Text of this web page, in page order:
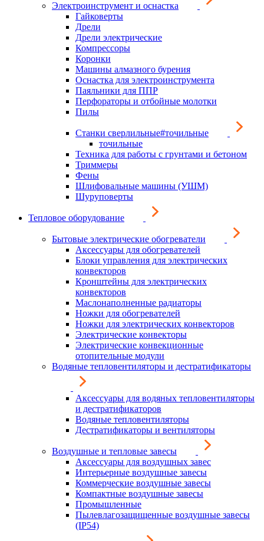
Электроинструмент и оснастка
Гайковерты
Дрели
Дрели электрические
Компрессоры
Коронки
Машины алмазного бурения
Оснастка для электроинструмента
Паяльники для ППР
Перфораторы и отбойные молотки
Пилы
Станки сверлильные#точильные
точильные
Техника для работы с грунтами и бетоном
Триммеры
Фены
Шлифовальные машины (УШМ)
Шуруповерты
Тепловое оборудование
Бытовые электрические обогреватели
Аксессуары для обогревателей
Блоки управления для электрических
конвекторов
Кронштейны для электрических
конвекторов
Маслонаполненные радиаторы
Ножки для обогревателей
Ножки для электрических конвекторов
Электрические конвекторы
Электрические конвекционные
отопительные модули
Водяные тепловентиляторы и дестратификаторы
Аксессуары для водяных тепловентиляторы
и дестратификаторов
Водяные тепловентиляторы
Дестратификаторы и вентиляторы
Воздушные и тепловые завесы
Аксессуары для воздушных завес
Интерьерные воздушные завесы
Коммерческие воздушные завесы
Компактные воздушные завесы
Промышленные
Пылевлагозащищенные воздушные завесы
(IP54)